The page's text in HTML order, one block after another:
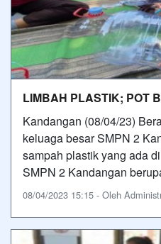
LIMBAH PLASTIK; POT
Kandangan (08/04/23)
keluaga besar SMPN 2
sampah plastik yang ada
SMPN 2 Kandangan
08/04/2023 15:15 - Oleh